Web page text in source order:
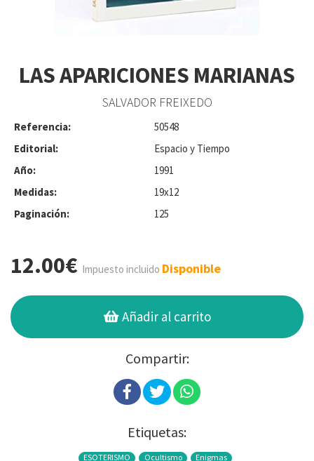
LAS APARICIONES MARIANAS
SALVADOR FREIXEDO
Referencia:
50548
Editorial:
Espacio y Tiempo
Año:
1991
Medidas:
19x12
Paginación:
125
12.00€ Impuesto incluido Disponible
Añadir al carrito
Compartir:
Etiquetas:
ESOTERISMO Ocultismo Enigmas